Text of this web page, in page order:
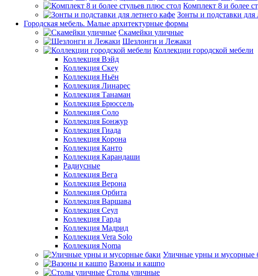
Комплект 8 и более
Зонты и подставки для
Городская мебель. Малые архитектурные формы
Скамейки уличные
Шезлонги и Лежаки
Коллекции городской мебели
Коллекция Вэйд
Коллекция Скеу
Коллекция Ньён
Коллекция Линарес
Коллекция Танаман
Коллекция Брюссель
Коллекция Соло
Коллекция Бонжур
Коллекция Гиада
Коллекция Корона
Коллекция Канто
Коллекция Карандаши
Радиусные
Коллекция Вега
Коллекция Верона
Коллекция Орбита
Коллекция Варшава
Коллекция Сеул
Коллекция Гарда
Коллекция Мадрид
Коллекция Vera Solo
Коллекция Noma
Уличные урны и мусорные
Вазоны и кашпо
Столы уличные